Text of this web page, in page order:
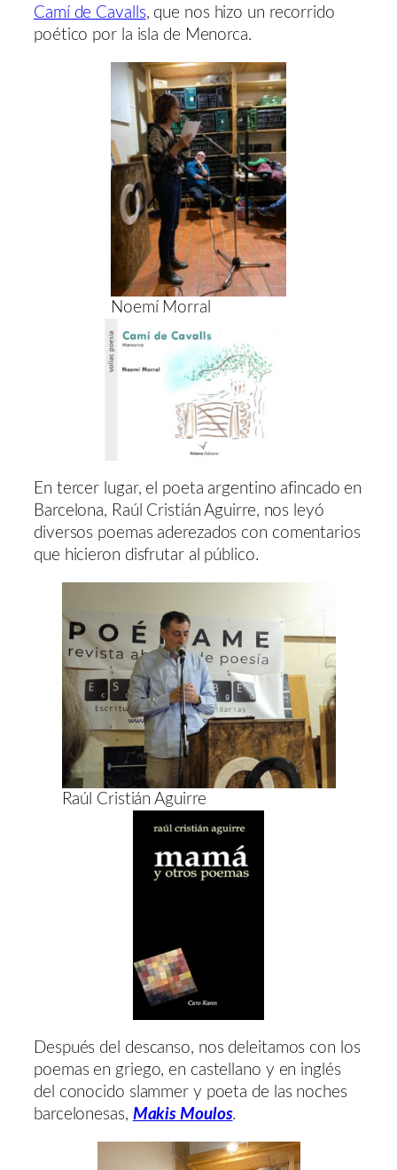
Camí de Cavalls, que nos hizo un recorrido
poético por la isla de Menorca.
Noemí Morral
En tercer lugar, el poeta argentino afincado en
Barcelona, Raúl Cristián Aguirre, nos leyó
diversos poemas aderezados con comentarios
que hicieron disfrutar al público.
Raúl Cristián Aguirre
Después del descanso, nos deleitamos con los
poemas en griego, en castellano y en inglés
del conocido slammer y poeta de las noches
barcelonesas, Makis Moulos.